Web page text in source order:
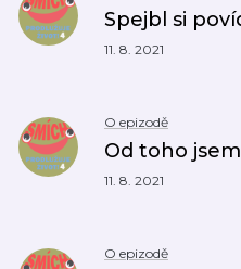
Spejbl si
11. 8. 2021
O epizodě
Od toho
11. 8. 2021
O epizodě